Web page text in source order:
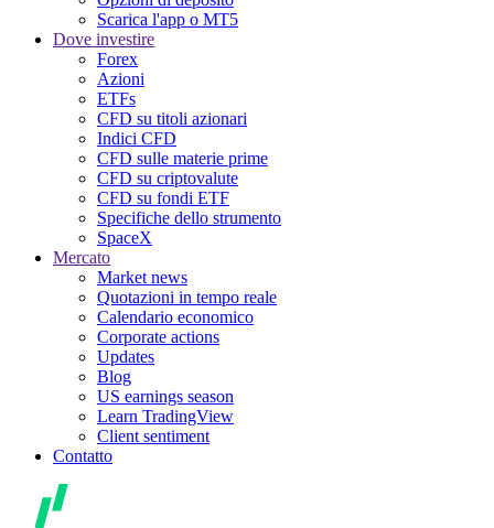
Scarica l'app o MT5
Dove investire
Forex
Azioni
ETFs
CFD su titoli azionari
Indici CFD
CFD sulle materie prime
CFD su criptovalute
CFD su fondi ETF
Specifiche dello strumento
SpaceX
Mercato
Market news
Quotazioni in tempo reale
Calendario economico
Corporate actions
Updates
Blog
US earnings season
Learn TradingView
Client sentiment
Contatto